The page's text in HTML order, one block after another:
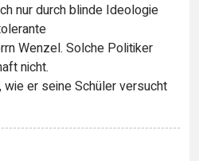
nur durch blinde Ideologie
Wenzel. Solche Politiker
nicht.
er seine Schüler versucht